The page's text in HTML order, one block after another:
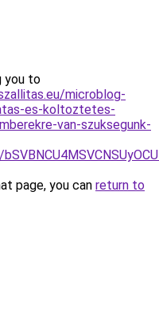
you to
microblog-
es-koltoztetes-
van-szuksegunk-
page, you can return to